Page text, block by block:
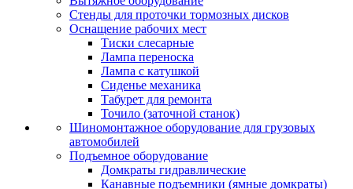
Стенды для проточки тормозных дисков
Оснащение рабочих мест
Тиски слесарные
Лампа переноска
Лампа с катушкой
Сиденье механика
Табурет для ремонта
Точило (заточной станок)
Шиномонтажное оборудование для грузовых
автомобилей
Подъемное оборудование
Домкраты гидравлические
Канавные подъемники (ямные домкраты)